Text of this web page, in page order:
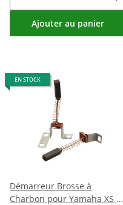
Ajouter au panier
EN STOCK
Démarreur Brosse à
Charbon pour Yamaha XS TX